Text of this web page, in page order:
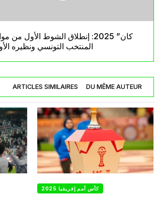
المنتخب التونسي ونظيره
ARTICLES SIMILAIRES DU MÊME AUTEUR
كأس أمم إفريقيا 2025